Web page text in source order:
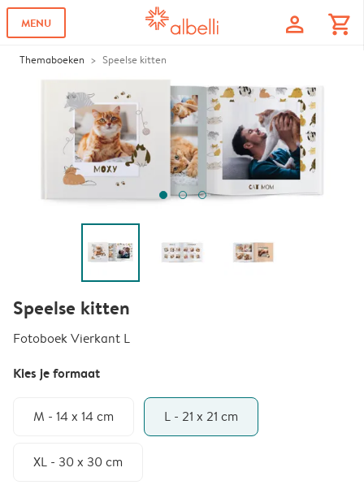
MENU profile shopping_cart
Themaboeken Speelse kitten
Speelse kitten
Fotoboek Vierkant L
Kies je formaat
M - 14 x 14 cm L - 21 x 21 cm
XL - 30 x 30 cm